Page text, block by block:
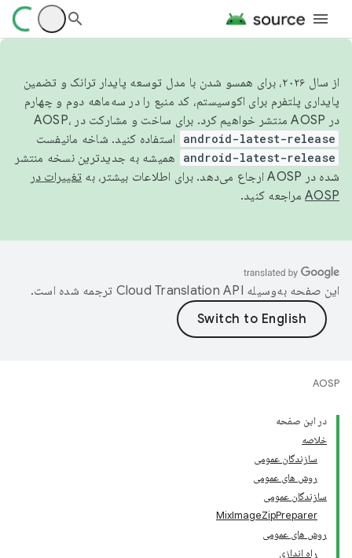
از سال ۲۰۲۶، برای همسو شدن با مدل توسعه پایدار ترانک و تضمین
پایداری پلتفرم برای اکوسیستم، کد منبع را در سه‌ماهه دوم و چهارم
در AOSP منتشر خواهیم کرد. برای ساخت و مشارکت در AOSP،
android-latest-release استفاده کنید. شاخه مانیفست
android-latest-release
همیشه به جدیدترین نسخه منتشر
شده در AOSP ارجاع می‌دهد. برای اطلاعات بیشتر، به
تغییرات در
AOSP مراجعه کنید.
این صفحه به‌وسیله ترجمه شده است.
AOSP
در این صفحه
خلاصه
سازندگان عمومی
روش های عمومی
سازندگان عمومی
MixImageZipPreparer
روش های عمومی
راه اندازی